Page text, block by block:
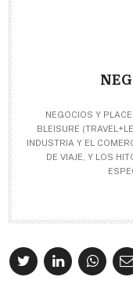
NEGOCIOS Y
BLEISURE
INDUSTRIA Y EL
DE VIAJE, Y LOS